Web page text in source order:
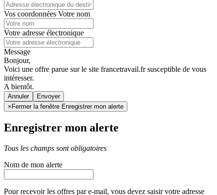
Vos coordonnées Votre nom
Votre adresse électronique
Message
Bonjour,
Voici une offre parue sur le site francetravail.fr susceptible de vous
intéresser.
A bientôt.
Annuler
× Fermer la fenêtre Enregistrer mon alerte
Enregistrer mon alerte
Tous les champs sont obligatoires
Nom de mon alerte
Pour recevoir les offres par e-mail, vous devez saisir votre adresse